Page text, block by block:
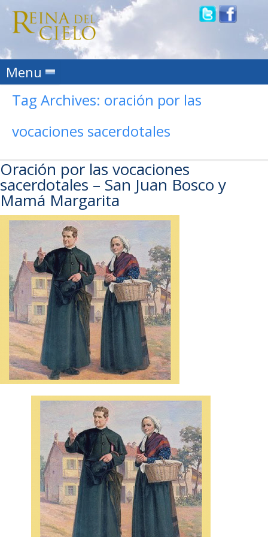
Menu Skip to content
Tag Archives: oración por las
vocaciones sacerdotales
Oración por las vocaciones
sacerdotales – San Juan Bosco y
Mamá Margarita